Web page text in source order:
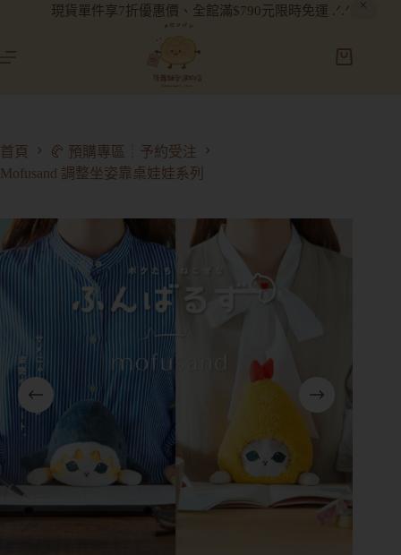
現貨單件享7折優惠價、全館滿$790元限時免運 .ᐟ.ᐟ
首頁
🥐 預購專區┊予約受注
Mofusand 調整坐姿靠桌娃娃系列